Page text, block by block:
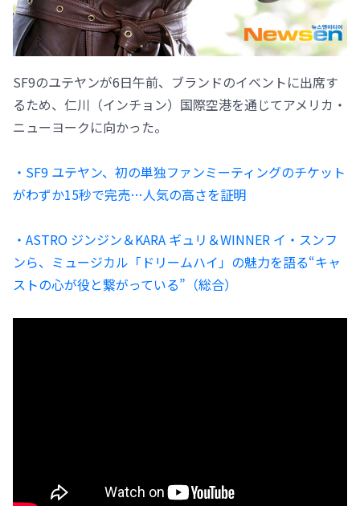
SF9のユテヤンが6日午前、ブランドのイベントに出席す
るため、仁川（インチョン）国際空港を通じてアメリカ・
ニューヨークに向かった。
・SF9 ユテヤン、初の単独ファンミーティングのチケット
がわずか15秒で完売…人気の高さを証明
・ASTRO ジンジン＆KARA ギュリ＆WINNER イ・スンフ
ンら、ミュージカル「ドリームハイ」の魅力を語る“キャ
ストの心が役と繋がっている”（総合）